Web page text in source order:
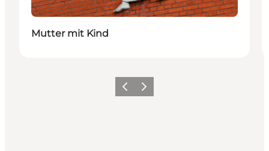
Mutter mit Kind
ZurückWeiter